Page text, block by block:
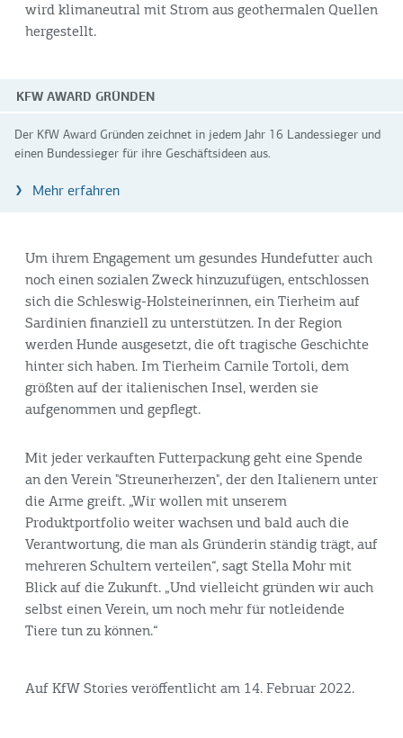
wird klimaneutral mit Strom aus geothermalen Quellen
hergestellt.
KFW AWARD GRÜNDEN
Der KfW Award Gründen zeichnet in jedem Jahr 16 Landessieger und
einen Bundessieger für ihre Geschäftsideen aus.
Mehr erfahren
Um ihrem Engagement um gesundes Hundefutter auch
noch einen sozialen Zweck hinzuzufügen, entschlossen
sich die Schleswig-Holsteinerinnen, ein Tierheim auf
Sardinien finanziell zu unterstützen. In der Region
werden Hunde ausgesetzt, die oft tragische Geschichte
hinter sich haben. Im Tierheim Carnile Tortoli, dem
größten auf der italienischen Insel, werden sie
aufgenommen und gepflegt.
Mit jeder verkauften Futterpackung geht eine Spende
an den Verein "Streunerherzen", der den Italienern unter
die Arme greift. „Wir wollen mit unserem
Produktportfolio weiter wachsen und bald auch die
Verantwortung, die man als Gründerin ständig trägt, auf
mehreren Schultern verteilen“, sagt Stella Mohr mit
Blick auf die Zukunft. „Und vielleicht gründen wir auch
selbst einen Verein, um noch mehr für notleidende
Tiere tun zu können.“
Auf KfW Stories veröffentlicht am 14. Februar 2022.